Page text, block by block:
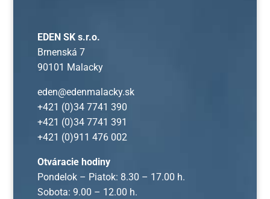
EDEN SK s.r.o.
Brnenská 7
90101 Malacky
eden@edenmalacky.sk
+421 (0)34 7741 390
+421 (0)34 7741 391
+421 (0)911 476 002
Otváracie hodiny
Pondelok – Piatok: 8.30 – 17.00 h.
Sobota: 9.00 – 12.00 h.